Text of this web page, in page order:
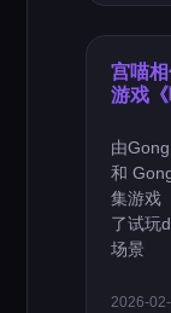
宫喵
游戏
由
和
集游戏
了试玩
场景
2026-